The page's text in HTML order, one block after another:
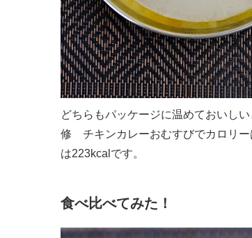
どちらもパッケージに温めておいし
修 チキンカレーおむすびでカロリー
は223kcalです。
食べ比べてみた！